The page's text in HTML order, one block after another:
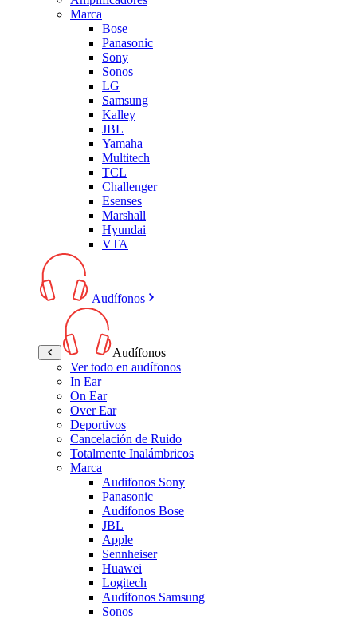
Marca
Bose
Panasonic
Sony
Sonos
LG
Samsung
Kalley
JBL
Yamaha
Multitech
TCL
Challenger
Esenses
Marshall
Hyundai
VTA
Audífonos
Audífonos
Ver todo en audífonos
In Ear
On Ear
Over Ear
Deportivos
Cancelación de Ruido
Totalmente Inalámbricos
Marca
Audifonos Sony
Panasonic
Audífonos Bose
JBL
Apple
Sennheiser
Huawei
Logitech
Audífonos Samsung
Sonos